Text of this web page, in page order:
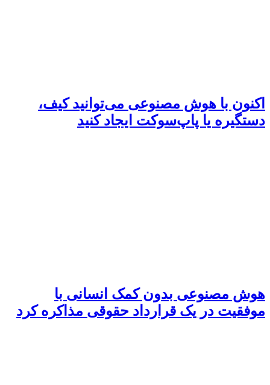
اکنون با هوش مصنوعی می‌توانید کیف،
دستگیره یا پاپ‌سوکت ایجاد کنید
هوش مصنوعی بدون کمک انسانی با
موفقیت در یک قرارداد حقوقی مذاکره کرد